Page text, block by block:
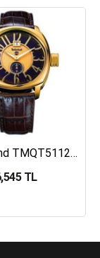
Timberland TMQT5112401 Erkek Kol Saati
TL